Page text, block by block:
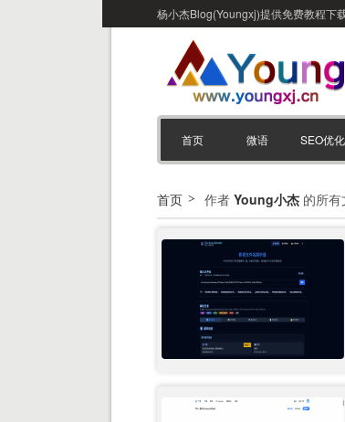
杨小杰Blog(Youngxj)提供免费教程下
首页 微语 SEO优化
首页 作者 Young小杰 的所